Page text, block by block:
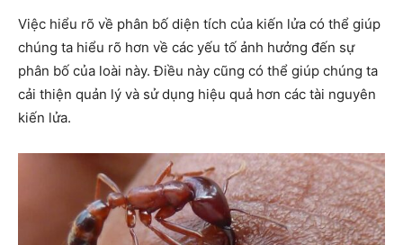
Việc hiểu rõ về phân bố diện tích của kiến lửa có thể giúp
chúng ta hiểu rõ hơn về các yếu tố ảnh hưởng đến sự
phân bố của loài này. Điều này cũng có thể giúp chúng ta
cải thiện quản lý và sử dụng hiệu quả hơn các tài nguyên
kiến lửa.